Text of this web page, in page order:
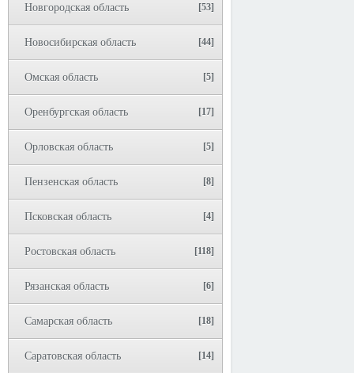
Новгородская область [53]
Новосибирская область [44]
Омская область [5]
Оренбургская область [17]
Орловская область [5]
Пензенская область [8]
Псковская область [4]
Ростовская область [118]
Рязанская область [6]
Самарская область [18]
Саратовская область [14]